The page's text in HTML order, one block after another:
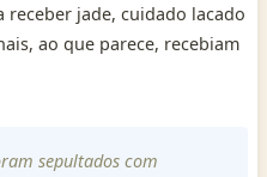
jade, cuidado lacado
ao que parece, recebiam
sepultados com